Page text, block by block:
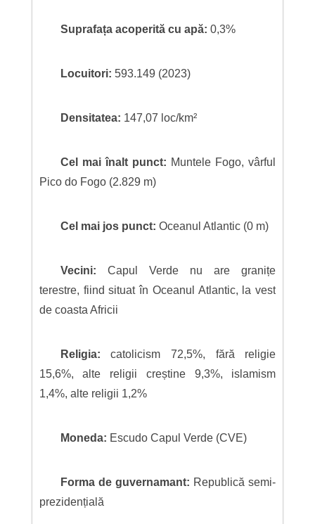
Suprafața acoperită cu apă: 0,3%
Locuitori: 593.149 (2023)
Densitatea: 147,07 loc/km²
Cel mai înalt punct: Muntele Fogo, vârful
Pico do Fogo (2.829 m)
Cel mai jos punct: Oceanul Atlantic (0 m)
Vecini: Capul Verde nu are granițe
terestre, fiind situat în Oceanul Atlantic, la vest
de coasta Africii
Religia:catolicism 72,5%, fără religie
15,6%, alte religii creștine 9,3%, islamism
1,4%, alte religii 1,2%
Moneda: Escudo Capul Verde (CVE)
Forma de guvernamant: Republică semi-
prezidențială